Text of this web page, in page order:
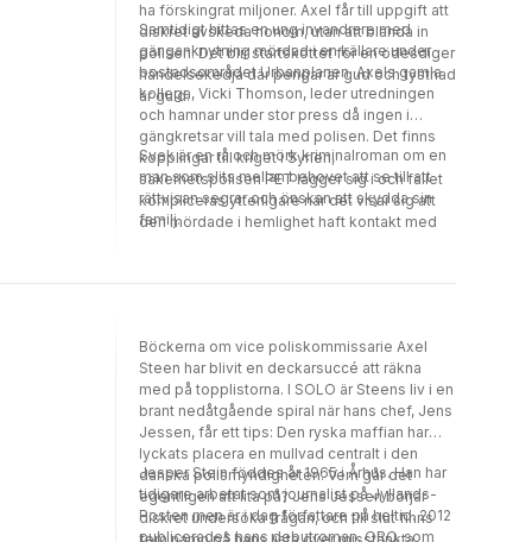
ha förskingrat miljoner. Axel får till uppgift att
diskret avskeda honom, utan att blanda in
polisen. Det blir startskottet för en ödesdiger
händelsekedja där pengar är gud och tystnad
är guld.
Samtidigt hittas en ung invandrare med
gänganknytning mördad i en källare under
bostadsområdet Urbanplanen. Axels gamla
kollega, Vicki Thomson, leder utredningen
och hamnar under stor press då ingen i
gängkretsar vill tala med polisen. Det finns
kopplingar till kriget i Syrien,
säkerhetspolisen PET lägger sig i och fallet
kompliceras ytterligare när det visar sig att
den mördade i hemlighet haft kontakt med
Svek är en rå och mörk kriminalroman om en
man som slits mellan behovet att se till att
rättvisan segrar och önskan att skydda sin
familj.
Böckerna om vice poliskommissarie Axel
Steen har blivit en deckarsuccé att räkna
med på topplistorna. I SOLO är Steens liv i en
brant nedåtgående spiral när hans chef, Jens
Jessen, får ett tips: Den ryska maffian har
lyckats placera en mullvad centralt i den
danska polismyndigheten. Vem går det
egentligen att lita på? Jens Jessen börjar
diskret undersöka frågan, och till slut finns
Jesper Stein föddes år 1965 i Århus. Han har
tidigare arbetat som journalist på Jyllands-
Posten men är i dag författare på heltid. 2012
publicerades hans debutroman, ORO, som